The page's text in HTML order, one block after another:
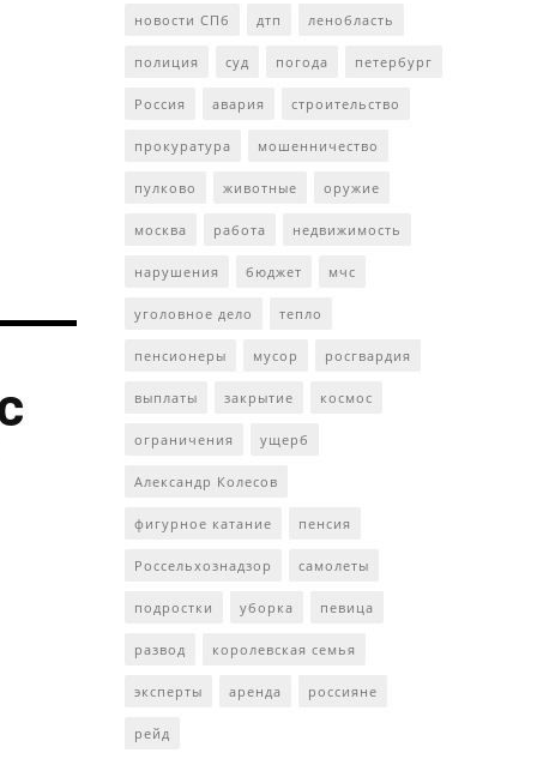
новости СПб дтп ленобласть
полиция суд погода петербург
Россия авария строительство
прокуратура мошенничество
пулково животные оружие
москва работа недвижимость
нарушения бюджет мчс
уголовное дело тепло
пенсионеры мусор росгвардия
выплаты закрытие космос
ограничения ущерб
Александр Колесов
фигурное катание пенсия
Россельхознадзор самолеты
подростки уборка певица
развод королевская семья
эксперты аренда россияне
рейд